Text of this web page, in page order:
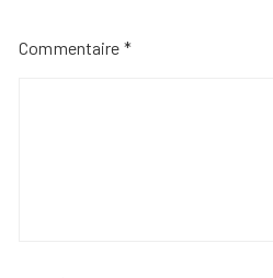
Commentaire *